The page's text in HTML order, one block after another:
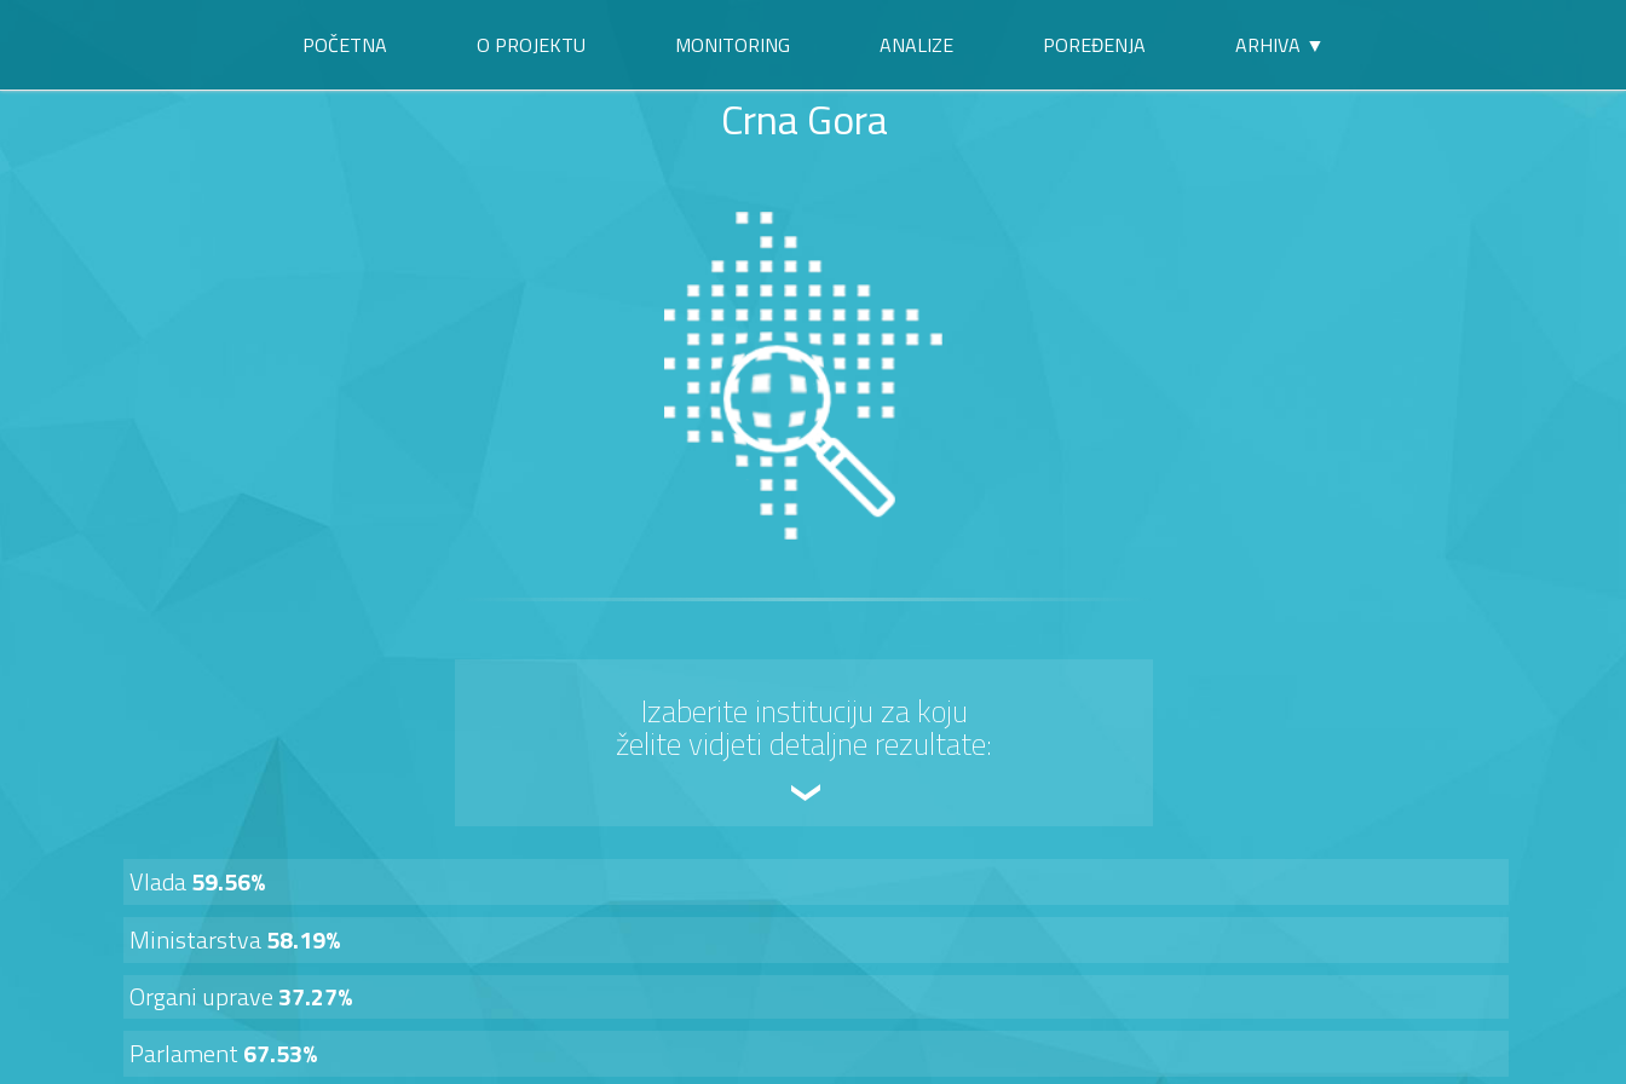
POČETNA O PROJEKTU MONITORING ANALIZE POREĐENJA ARHIVA ▼
Crna Gora
Izaberite instituciju za koju
želite vidjeti detaljne rezultate:
Vlada59.56%
Ministarstva58.19%
Organi uprave37.27%
Parlament67.53%